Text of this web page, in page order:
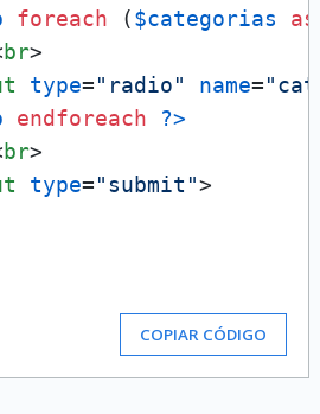
foreach ($categorias
as
br>
type="radio" name=
endforeach
?>
br>
type="submit">
COPIAR CÓDIGO